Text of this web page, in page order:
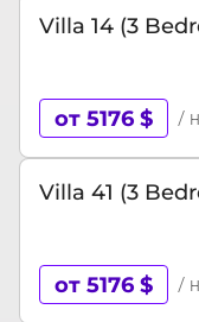
Villa 14 (3
от 5176 $ /
Villa 41 (3
от 5176 $ /